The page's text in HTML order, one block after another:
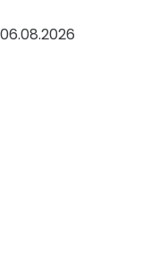
06.08.2026